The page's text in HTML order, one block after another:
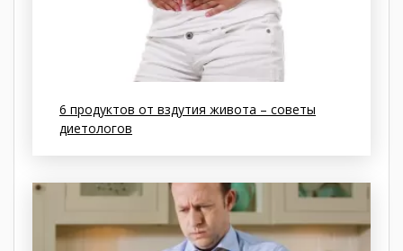
6 продуктов от вздутия живота – советы
диетологов